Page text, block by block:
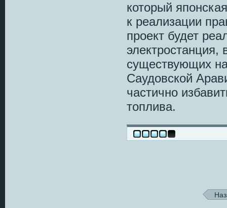
который
к реализации
проект будет
существующих
Саудовской
частично
топлива.